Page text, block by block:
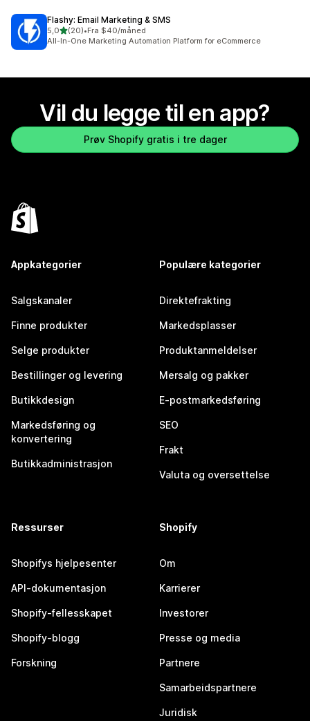
Flashy: Email Marketing & SMS
5,0av 5 stjerner
(20)
Totalt 20 omtaler
•Fra $40/måned
All-In-One Marketing Automation Platform for eCommerce
Vil du legge til en app?
Prøv Shopify gratis i tre dager
Appkategorier
Salgskanaler
Finne produkter
Selge produkter
Bestillinger og levering
Butikkdesign
Markedsføring og
konvertering
Butikkadministrasjon
Populære kategorier
Direktefrakting
Markedsplasser
Produktanmeldelser
Mersalg og pakker
E-postmarkedsføring
SEO
Frakt
Valuta og oversettelse
Ressurser
Shopifys hjelpesenter
API-dokumentasjon
Shopify-fellesskapet
Shopify-blogg
Forskning
Shopify
Om
Karrierer
Investorer
Presse og media
Partnere
Samarbeidspartnere
Juridisk